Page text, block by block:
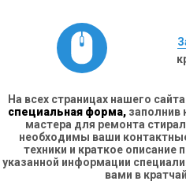
На всех страницах нашего
специальная форма,
мастера для ремонта
необходимы ваши
техники и краткое
указанной информации
вами в